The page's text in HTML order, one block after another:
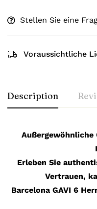
Stellen Sie eine
Voraussichtliche
Description
Außergewöhnliche
Erleben Sie
Vertrauen,
Barcelona GAVI 6